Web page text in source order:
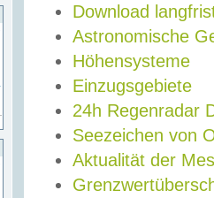
Download
Astronomische
Höhensysteme
Einzugsgebiete
24h Regenradar
Seezeichen von
Aktualität der